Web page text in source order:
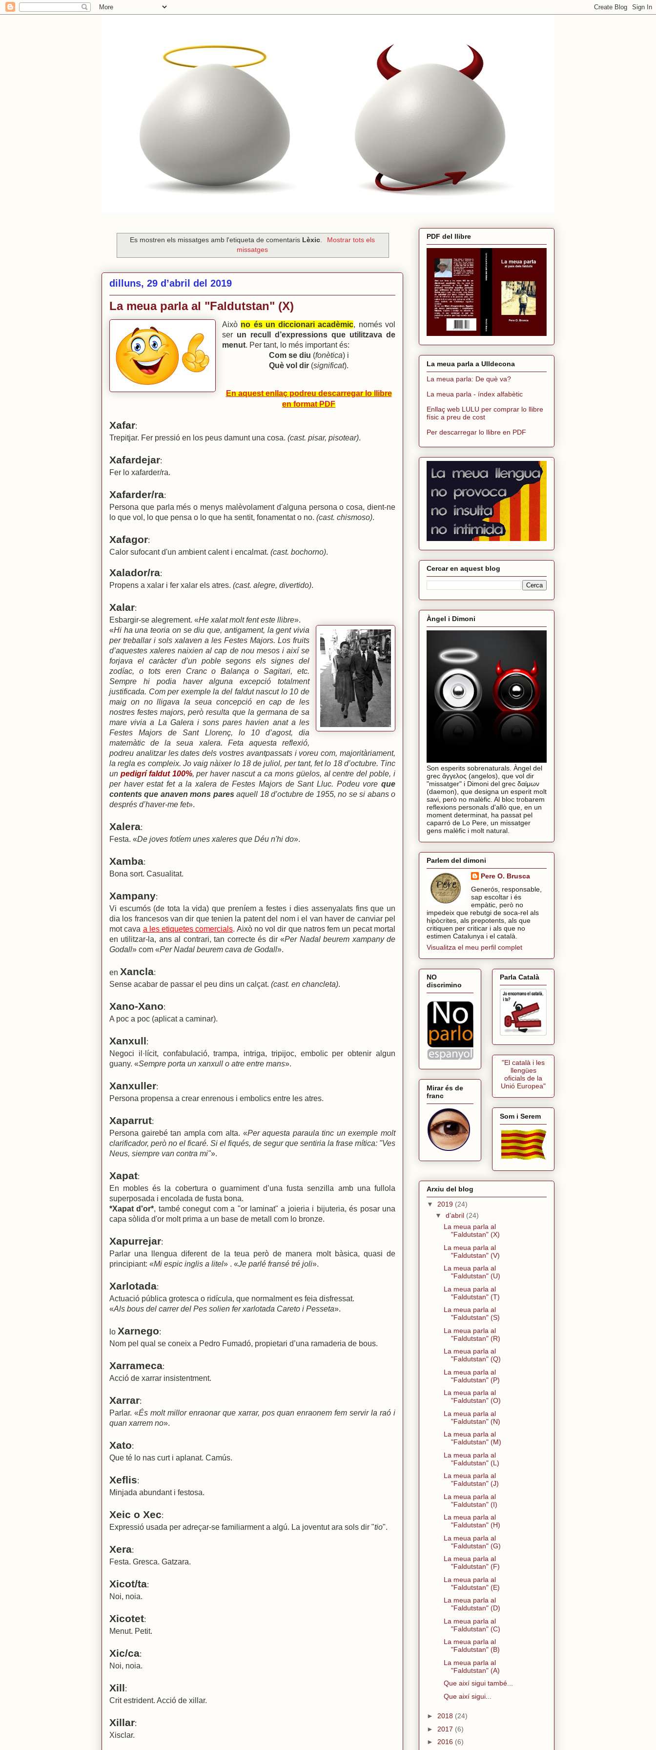
Es mostren els missatges amb l'etiqueta de comentaris Lèxic.
Mostrar tots els
missatges
dilluns, 29 d’abril del 2019
La meua parla al "Faldutstan" (X)
Això no és un diccionari acadèmic, només vol
ser un recull d’expressions que utilitzava de
menut. Per tant, lo més important és:
Com se diu (fonètica) i
Què vol dir (significat).
En aquest enllaç podreu descarregar lo llibre
en format PDF
Xafar:
Trepitjar. Fer pressió en los peus damunt una cosa. (cast. pisar, pisotear).
Xafardejar:
Fer lo xafarder/ra.
Xafarder/ra:
Persona que parla més o menys malèvolament d'alguna persona o cosa, dient-ne
lo que vol, lo que pensa o lo que ha sentit, fonamentat o no. (cast. chismoso).
Xafagor:
Calor sufocant d'un ambient calent i encalmat. (cast. bochorno).
Xalador/ra:
Propens a xalar i fer xalar els atres. (cast. alegre, divertido).
Xalar:
Esbargir-se alegrement. «He xalat molt fent este llibre».
«Hi ha una teoria on se diu que, antigament, la gent vivia
per treballar i sols xalaven a les Festes Majors. Los fruits
d’aquestes xaleres naixien al cap de nou mesos i així se
forjava el caràcter d’un poble segons els signes del
zodíac, o tots eren Cranc o Balança o Sagitari, etc.
Sempre hi podia haver alguna excepció totalment
justificada. Com per exemple la del faldut nascut lo 10 de
maig on no lligava la seua concepció en cap de les
nostres festes majors, però resulta que la germana de sa
mare vivia a La Galera i sons pares havien anat a les
Festes Majors de Sant Llorenç, lo 10 d’agost, dia
matemàtic de la seua xalera. Feta aquesta reflexió,
podreu analitzar les dates dels vostres avantpassats i voreu com, majoritàriament,
la regla es compleix. Jo vaig nàixer lo 18 de juliol, per tant, fet lo 18 d’octubre. Tinc
un pedigrí faldut 100%, per haver nascut a ca mons güelos, al centre del poble, i
per haver estat fet a la xalera de Festes Majors de Sant Lluc. Podeu vore que
contents que anaven mons pares aquell 18 d’octubre de 1955, no se si abans o
després d’haver-me fet».
Xalera:
Festa. «De joves fotíem unes xaleres que Déu n'hi do».
Xamba:
Bona sort. Casualitat.
Xampany:
Vi escumós (de tota la vida) que preníem a festes i dies assenyalats fins que un
dia los francesos van dir que tenien la patent del nom i el van haver de canviar pel
mot cava a les etiquetes comercials. Això no vol dir que natros fem un pecat mortal
en utilitzar-la, ans al contrari, tan correcte és dir «Per Nadal beurem xampany de
Godall» com «Per Nadal beurem cava de Godall».
en Xancla:
Sense acabar de passar el peu dins un calçat. (cast. en chancleta).
Xano-Xano:
A poc a poc (aplicat a caminar).
Xanxull:
Negoci il·lícit, confabulació, trampa, intriga, tripijoc, embolic per obtenir algun
guany. «Sempre porta un xanxull o atre entre mans».
Xanxuller:
Persona propensa a crear enrenous i embolics entre les atres.
Xaparrut:
Persona gairebé tan ampla com alta. «Per aquesta paraula tinc un exemple molt
clarificador, però no el ficaré. Si el fiqués, de segur que sentiria la frase mítica: "Ves
Neus, siempre van contra mi"».
Xapat:
En mobles és la cobertura o guarniment d’una fusta senzilla amb una fullola
superposada i encolada de fusta bona.
*Xapat d'or*, també conegut com a "or laminat" a joieria i bijuteria, és posar una
capa sòlida d'or molt prima a un base de metall com lo bronze.
Xapurrejar:
Parlar una llengua diferent de la teua però de manera molt bàsica, quasi de
principiant: «Mi espic inglis a litel» . «Je parlé fransé tré joli».
Xarlotada:
Actuació pública grotesca o ridícula, que normalment es feia disfressat.
«Als bous del carrer del Pes solien fer xarlotada Careto i Pesseta».
lo Xarnego:
Nom pel qual se coneix a Pedro Fumadó, propietari d’una ramaderia de bous.
Xarrameca:
Acció de xarrar insistentment.
Xarrar:
Parlar. «És molt millor enraonar que xarrar, pos quan enraonem fem servir la raó i
quan xarrem no».
Xato:
Que té lo nas curt i aplanat. Camús.
Xeflis:
Minjada abundant i festosa.
Xeic o Xec:
Expressió usada per adreçar-se familiarment a algú. La joventut ara sols dir "tio".
Xera:
Festa. Gresca. Gatzara.
Xicot/ta:
Noi, noia.
Xicotet:
Menut. Petit.
Xic/ca:
Noi, noia.
Xill:
Crit estrident. Acció de xillar.
Xillar:
Xisclar.
PDF del llibre
La meua parla a Ulldecona
La meua parla: De què va?
La meua parla - índex alfabètic
Enllaç web LULU per comprar lo llibre
físic a preu de cost
Per descarregar lo llibre en PDF
Cercar en aquest blog
Àngel i Dimoni
Son esperits sobrenaturals. Àngel del
grec ἄγγελος (angelos), que vol dir
"missatger" i Dimoni del grec δαίμων
(daemon), que designa un esperit molt
savi, però no malèfic. Al bloc trobarem
reflexions personals d'allò que, en un
moment determinat, ha passat pel
caparró de Lo Pere, un missatger
gens malèfic i molt natural.
Parlem del dimoni
Pere O. Brusca
Generós, responsable,
sap escoltar i és
empàtic, però no
impedeix que rebutgi de soca-rel als
hipòcrites, als prepotents, als que
critiquen per criticar i als que no
estimen Catalunya i el català.
Visualitza el meu perfil complet
NO
discrimino
Mirar és de
franc
Parla Català
"El català i les
llengües
oficials de la
Unió Europea"
Som i Serem
Arxiu del blog
▼ 2019 (24)
▼ d’abril (24)
La meua parla al
"Faldutstan" (X)
La meua parla al
"Faldutstan" (V)
La meua parla al
"Faldutstan" (U)
La meua parla al
"Faldutstan" (T)
La meua parla al
"Faldutstan" (S)
La meua parla al
"Faldutstan" (R)
La meua parla al
"Faldutstan" (Q)
La meua parla al
"Faldutstan" (P)
La meua parla al
"Faldutstan" (O)
La meua parla al
"Faldutstan" (N)
La meua parla al
"Faldutstan" (M)
La meua parla al
"Faldutstan" (L)
La meua parla al
"Faldutstan" (J)
La meua parla al
"Faldutstan" (I)
La meua parla al
"Faldutstan" (H)
La meua parla al
"Faldutstan" (G)
La meua parla al
"Faldutstan" (F)
La meua parla al
"Faldutstan" (E)
La meua parla al
"Faldutstan" (D)
La meua parla al
"Faldutstan" (C)
La meua parla al
"Faldutstan" (B)
La meua parla al
"Faldutstan" (A)
Que així sigui també...
Que així sigui...
► 2018 (24)
► 2017 (6)
► 2016 (6)